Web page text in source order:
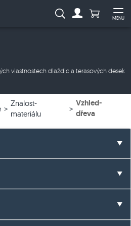
MENU
Vyhledávání:Počet
vlastnostech dlaždic a terasových desek
Znalost-
materiálu
Vzhled-
dřeva